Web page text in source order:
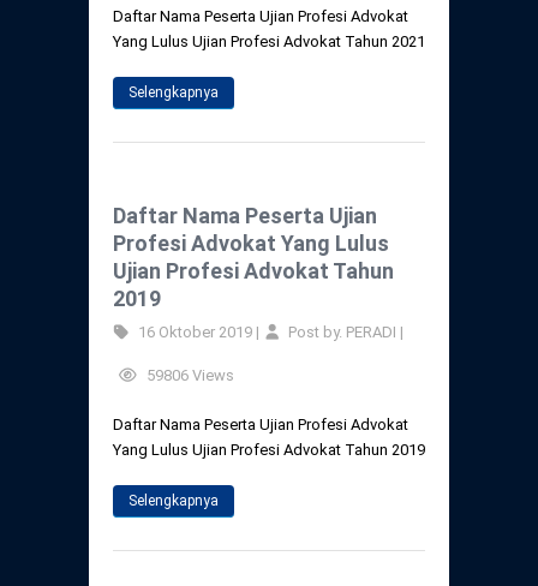
Daftar Nama Peserta Ujian Profesi Advokat
Yang Lulus Ujian Profesi Advokat Tahun 2021
Selengkapnya
Daftar Nama Peserta Ujian
Profesi Advokat Yang Lulus
Ujian Profesi Advokat Tahun
2019
16 Oktober 2019 | Post by. PERADI |
59806 Views
Daftar Nama Peserta Ujian Profesi Advokat
Yang Lulus Ujian Profesi Advokat Tahun 2019
Selengkapnya